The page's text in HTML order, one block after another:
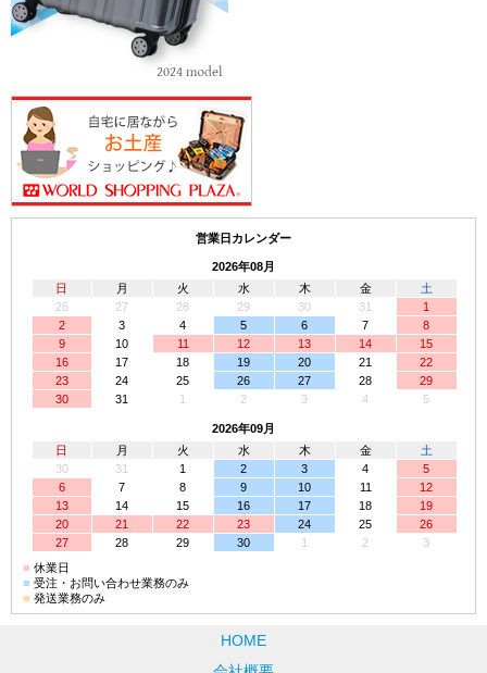
営業日カレンダー
2026年08月
日
月 火 水 木 金
土
26
27 28 29 30 31
1
2
3 4 5 6 7
8
9
10 11 12 13 14
15
16
17 18 19 20 21
22
23
24 25 26 27 28
29
30
31 1 2 3 4 5
2026年09月
日
月 火 水 木 金
土
30
31 1 2 3 4
5
6
7 8 9 10 11
12
13
14 15 16 17 18
19
20
21 22 23 24 25
26
27
28 29 30 1 2
3
■ 休業日
■ 受注・お問い合わせ業務のみ
■ 発送業務のみ
HOME